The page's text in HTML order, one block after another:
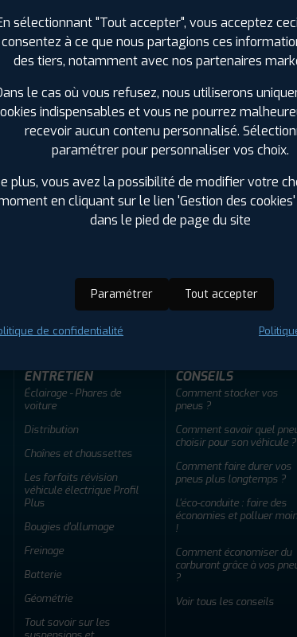
Bruit de roulement externe : 69
Résistance au roulement :
Adhérence sur sol mouillé : A
Code EAN :
adherent Offres d'emploi FAQ
ENTRETIEN
Éclairage - Phares de
voiture
Distribution
Chaînes et chaussettes
Les forfaits révision
véhicule électrique Profil
Plus
Bougies d'allumage
Freinage
Batterie
Géométrie
Tout savoir sur les
CONSEILS
Comment stocker vos
pneus ?
Comment savoir quel
choisir pour son véhicule ?
Comment faire durer vos
pneus plus longtemps ?
L'éco-conduite : faire des
économies et polluer
!
Comment économiser du
carburant grâce à vos
?
Voir tous les conseils
sélectionnant "Tout accepter", vous acceptez
consentez à ce que nous partagions ces
des tiers, notamment avec nos partenaires
le cas où vous refusez, nous utiliserons
indispensables et vous ne pourrez
recevoir aucun contenu personnalisé.
paramétrer pour personnaliser vos choix.
plus, vous avez la possibilité de modifier votre
en cliquant sur le lien 'Gestion des
dans le pied de page du site
Paramétrer Tout accepter
de confidentialité